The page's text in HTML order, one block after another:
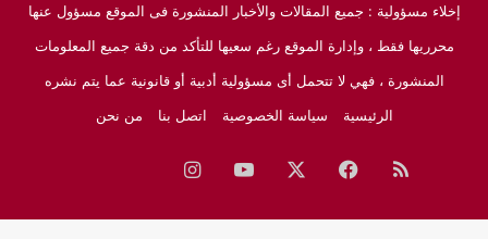
إخلاء مسؤولية : جميع المقالات والأخبار المنشورة فى الموقع مسؤول عنها
محرريها فقط ، وإدارة الموقع رغم سعيها للتأكد من دقة جميع المعلومات
المنشورة ، فهي لا تتحمل أى مسؤولية أدبية أو قانونية عما يتم نشره
الرئيسية
سياسة الخصوصية اتصل بنا من نحن
ملخص
الموقع
فيسبوك ‫YouTubeانستقرام
نيوز